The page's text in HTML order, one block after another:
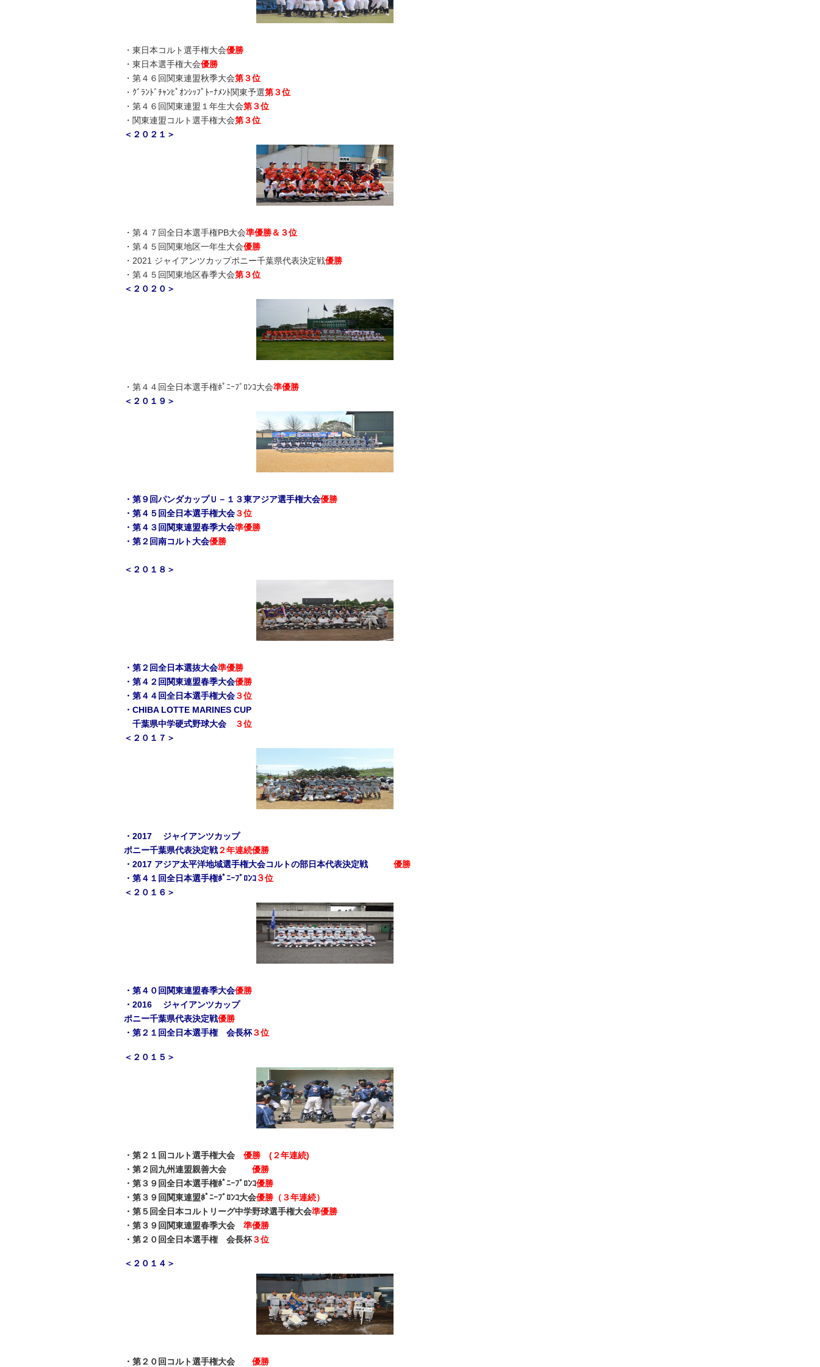
・東日本コルト選手権大会優勝
・東日本選手権大会優勝
・第４６回関東連盟秋季大会第３位
・ｸﾞﾗﾝﾄﾞﾁｬﾝﾋﾟｵﾝｼｯﾌﾟﾄｰﾅﾒﾝﾄ関東予選第３位
・第４６回関東連盟１年生大会第３位
・関東連盟コルト選手権大会第３位
＜２０２１＞
・第４７回全日本選手権PB大会準優勝＆３位
・第４５回関東地区一年生大会優勝
・2021 ジャイアンツカップポニー千葉県代表決定戦優勝
・第４５回関東地区春季大会第３位
＜２０２０＞
・第４４回全日本選手権ﾎﾟﾆｰﾌﾞﾛﾝｺ大会準優勝
＜２０１９＞
・第９回パンダカップＵ－１３東アジア選手権大会優勝
・第４５回全日本選手権大会 ３位
・第４３回関東連盟春季大会準優勝
・第２回南コルト大会優勝
＜２０１８＞
・第２回全日本選抜大会準優勝
・第４２回関東連盟春季大会優勝
・第４４回全日本選手権大会 ３位
・CHIBA LOTTE MARINES CUP
千葉県中学硬式野球大会
３位
＜２０１７＞
・2017 ジャイアンツカップ
ポニー千葉県代表決定戦 ２年連続優勝
・2017 アジア太平洋地域選手権大会コルトの部日本代表決定戦 優勝
・第４１回全日本選手権ﾎﾟﾆｰﾌﾞﾛﾝｺ ３位
＜２０１６＞
・第４０回関東連盟春季大会優勝
・2016 ジャイアンツカップ
ポニー千葉県代表決定戦優勝
・第２１回全日本選手権 会長杯３位
＜２０１５＞
・第２１回コルト選手権大会 優勝 (２年連続)
・第２回九州連盟親善大会
優勝
・第３９回全日本選手権ﾎﾟﾆｰﾌﾞﾛﾝｺ優勝
・第３９回関東連盟ﾎﾟﾆｰﾌﾞﾛﾝｺ大会優勝（３年連続）
・第５回全日本コルトリーグ中学野球選手権大会準優勝
・第３９回関東連盟春季大会 準優勝
・第２０回全日本選手権 会長杯３位
＜２０１４＞
・第２０回コルト選手権大会 優勝